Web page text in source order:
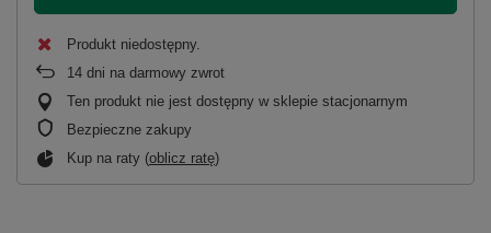
Produkt niedostępny
14 dni na darmowy zwrot
Ten produkt nie jest dostępny w sklepie stacjonarnym
Bezpieczne zakupy
Kup na raty (oblicz ratę)